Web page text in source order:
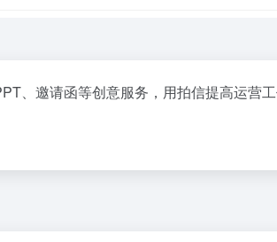
、邀请函等创意服务，用拍信提高运营工